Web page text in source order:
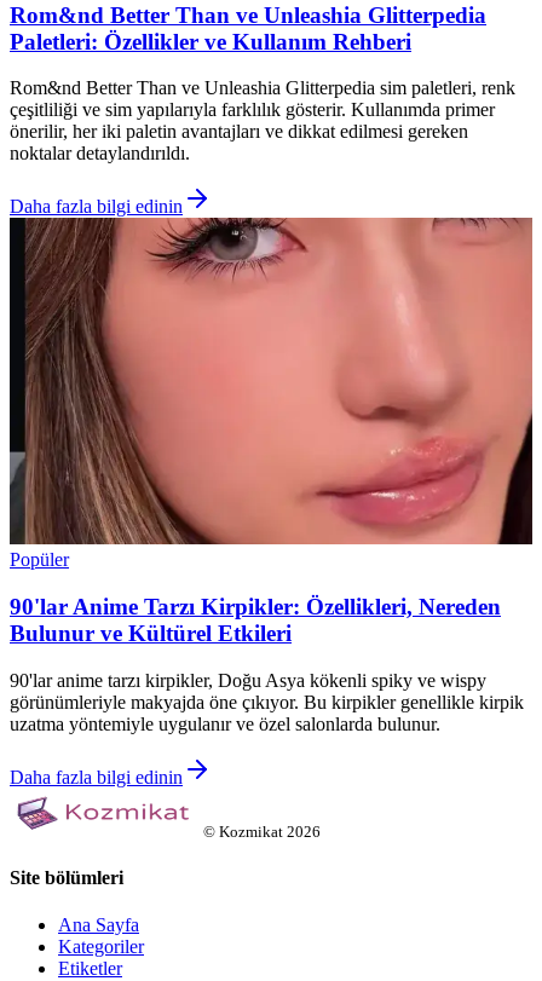
Rom&nd Better Than ve Unleashia Glitterpedia
Paletleri: Özellikler ve Kullanım Rehberi
Rom&nd Better Than ve Unleashia Glitterpedia sim paletleri, renk
çeşitliliği ve sim yapılarıyla farklılık gösterir. Kullanımda primer
önerilir, her iki paletin avantajları ve dikkat edilmesi gereken
noktalar detaylandırıldı.
Daha fazla bilgi edinin
Popüler
90'lar Anime Tarzı Kirpikler: Özellikleri, Nereden
Bulunur ve Kültürel Etkileri
90'lar anime tarzı kirpikler, Doğu Asya kökenli spiky ve wispy
görünümleriyle makyajda öne çıkıyor. Bu kirpikler genellikle kirpik
uzatma yöntemiyle uygulanır ve özel salonlarda bulunur.
Daha fazla bilgi edinin
© Kozmikat 2026
Site bölümleri
Ana Sayfa
Kategoriler
Etiketler